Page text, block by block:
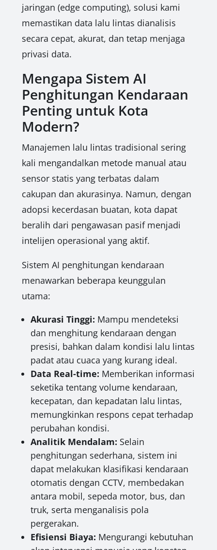
jaringan (edge computing), solusi kami
memastikan data lalu lintas dianalisis
secara cepat, akurat, dan tetap menjaga
privasi data.
Mengapa Sistem AI
Penghitungan Kendaraan
Penting untuk Kota
Modern?
Manajemen lalu lintas tradisional sering
kali mengandalkan metode manual atau
sensor statis yang terbatas dalam
cakupan dan akurasinya. Namun, dengan
adopsi kecerdasan buatan, kota dapat
beralih dari pengawasan pasif menjadi
intelijen operasional yang aktif.
Sistem AI penghitungan kendaraan
menawarkan beberapa keunggulan
utama:
Akurasi Tinggi: Mampu mendeteksi
dan menghitung kendaraan dengan
presisi, bahkan dalam kondisi lalu lintas
padat atau cuaca yang kurang ideal.
Data Real-time: Memberikan informasi
seketika tentang volume kendaraan,
kecepatan, dan kepadatan lalu lintas,
memungkinkan respons cepat terhadap
perubahan kondisi.
Analitik Mendalam: Selain
penghitungan sederhana, sistem ini
dapat melakukan klasifikasi kendaraan
otomatis dengan CCTV, membedakan
antara mobil, sepeda motor, bus, dan
truk, serta menganalisis pola
pergerakan.
Efisiensi Biaya: Mengurangi kebutuhan